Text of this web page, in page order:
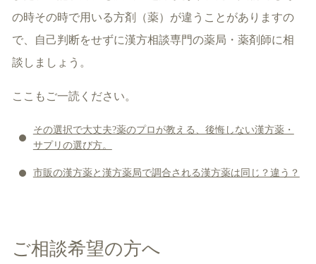
の時その時で用いる方剤（薬）が違うことがありますの
で、自己判断をせずに漢方相談専門の薬局・薬剤師に相
談しましょう。
ここもご一読ください。
その選択で大丈夫?薬のプロが教える、後悔しない漢方薬・
サプリの選び方。
市販の漢方薬と漢方薬局で調合される漢方薬は同じ？違う？
ご相談希望の方へ